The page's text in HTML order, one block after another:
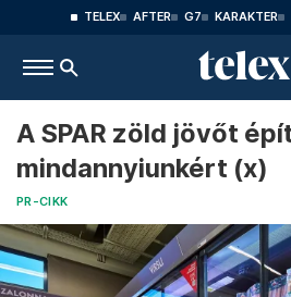
TELEX AFTER G7 KARAKTER
A SPAR zöld jövőt
mindannyiunkért (x)
PR-CIKK